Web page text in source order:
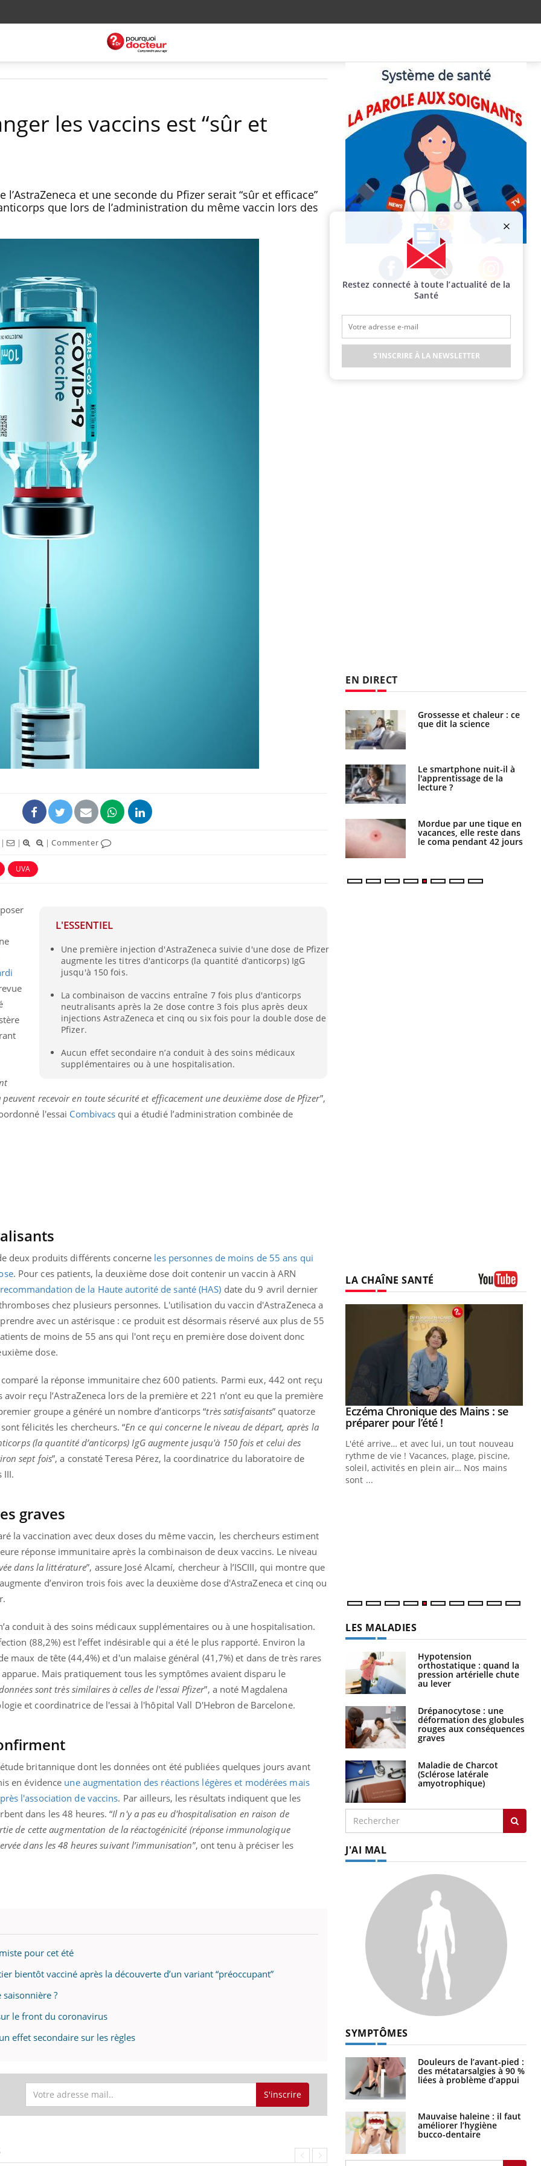
les vaccins est “sûr et
et une seconde du Pfizer serait “sûr et efficace”
que lors de l’administration du même vaccin lors des
| | |Commenter
UVA
L'ESSENTIEL
Une première injection d'AstraZeneca suivie d'une dose de Pfizer
augmente les titres d'anticorps (la quantité d’anticorps) IgG
jusqu'à 150 fois.
La combinaison de vaccins entraîne 7 fois plus d'anticorps
neutralisants après la 2e dose contre 3 fois plus après deux
injections AstraZeneca et cinq ou six fois pour la double dose de
Pfizer.
Aucun effet secondaire n’a conduit à des soins médicaux
supplémentaires ou à une hospitalisation.
recevoir en toute sécurité et efficacement une deuxième dose de Pfizer”,
l'essai Combivacs qui a étudié l’administration combinée de
deux produits différents concerne les personnes de moins de 55 ans qui
. Pour ces patients, la deuxième dose doit contenir un vaccin à ARN
recommandation de la Haute autorité de santé (HAS) date du 9 avril dernier
chez plusieurs personnes. L'utilisation du vaccin d'AstraZeneca a
avec un astérisque : ce produit est désormais réservé aux plus de 55
de moins de 55 ans qui l'ont reçu en première dose doivent donc
dose.
la réponse immunitaire chez 600 patients. Parmi eux, 442 ont reçu
reçu l’AstraZeneca lors de la première et 221 n’ont eu que la première
groupe a généré un nombre d’anticorps “très satisfaisants” quatorze
félicités les chercheurs. “En ce qui concerne le niveau de départ, après la
(la quantité d’anticorps) IgG augmente jusqu'à 150 fois et celui des
sept fois”, a constaté Teresa Pérez, la coordinatrice du laboratoire de
III.
graves
la vaccination avec deux doses du même vaccin, les chercheurs estiment
réponse immunitaire après la combinaison de deux vaccins. Le niveau
dans la littérature”, assure José Alcamí, chercheur à l’ISCIII, qui montre que
d’environ trois fois avec la deuxième dose d'AstraZeneca et cinq ou
conduit à des soins médicaux supplémentaires ou à une hospitalisation.
(88,2%) est l’effet indésirable qui a été le plus rapporté. Environ la
maux de tête (44,4%) et d'un malaise général (41,7%) et dans de très rares
Mais pratiquement tous les symptômes avaient disparu le
sont très similaires à celles de l'essai Pfizer”, a noté Magdalena
et coordinatrice de l'essai à l'hôpital Vall D'Hebron de Barcelone.
britannique dont les données ont été publiées quelques jours avant
en évidence une augmentation des réactions légères et modérées mais
l'association de vaccins. Par ailleurs, les résultats indiquent que les
dans les 48 heures. “Il n'y a pas eu d'hospitalisation en raison de
de cette augmentation de la réactogénicité (réponse immunologique
dans les 48 heures suivant l’immunisation”, ont tenu à préciser les
pour cet été
bientôt vacciné après la découverte d’un variant “préoccupant”
?
le front du coronavirus
effet secondaire sur les règles
S'inscrire
Facebook Twitter Instagram
EN DIRECT
Fortes chaleurs :
pourquoi le risque de
noyade grimpe-t-il ?
Le Viagra pourrait-il
Pourquoi manger moins
finalement être bénéfique
Le smartphone nuit-il à
Mordue par un
barracuda, une petite fille
secourue grâce à un
Légionellose en Suisse :
quelle est l’origine de la
contamination ?
Allergies alimentaires :
une nouvelle arme contre
les réactions sévères
LA CHAÎNE SANTÉ
& Charge mentale : et si on
en parler??Youtube
l'insuline dans le diabète de type 2
entourée d'idées reçues chez les
comme parfois chez les soignants.
Youtube
Eczéma Chronique des Mains : se
préparer pour l’été !Youtube
L'été arrive… et avec lui, un tout nouveau
rythme de vie ! Vacances, plage, piscine,
Youtube
Diabète & Ramadan 2026Youtube
Le Ramadan approche, et, pour de
nombreuses personnes atteintes de
diabète, c'est une période de questions, de
défis, mais ...
LES MALADIES
Hypotension
orthostatique : quand la
pression artérielle chute
au lever
Drépanocytose : une
déformation des globules
rouges aux conséquences
graves
Maladie de Charcot
(Sclérose latérale
amyotrophique)
J'AI MAL
SYMPTÔMES
Douleurs de l’avant-pied :
des métatarsalgies à 90 %
liées à problème d’appui
Mauvaise haleine : il faut
améliorer l’hygiène
bucco-dentaire
Restez connecté à toute l’actualité de la
Santé
S'INSCRIRE À LA NEWSLETTER